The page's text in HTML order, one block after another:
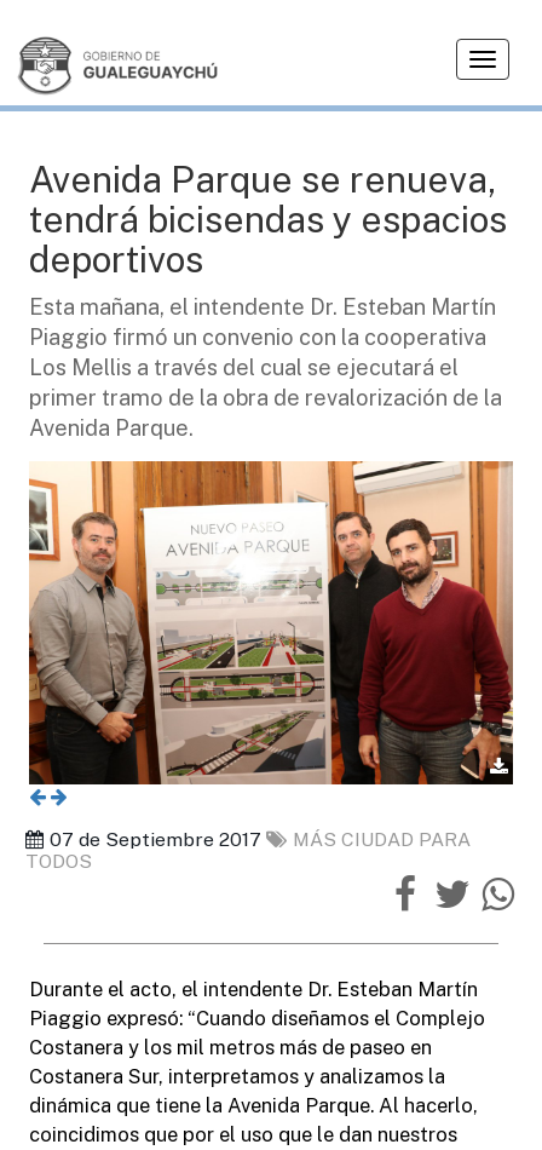
T
g
l
e
n
i
g
i
n
CIUDAD
Avenida Parque se renueva,
tendrá bicisendas y espacios
deportivos
Esta mañana, el intendente Dr. Esteban Martín
Piaggio firmó un convenio con la cooperativa
Los Mellis a través del cual se ejecutará el
primer tramo de la obra de revalorización de la
Avenida Parque.
07 de Septiembre 2017
MÁS CIUDAD PARA
TODOS
Durante el acto, el intendente Dr. Esteban Martín
Piaggio expresó: “Cuando diseñamos el Complejo
Costanera y los mil metros más de paseo en
Costanera Sur, interpretamos y analizamos la
dinámica que tiene la Avenida Parque. Al hacerlo,
coincidimos que por el uso que le dan nuestros